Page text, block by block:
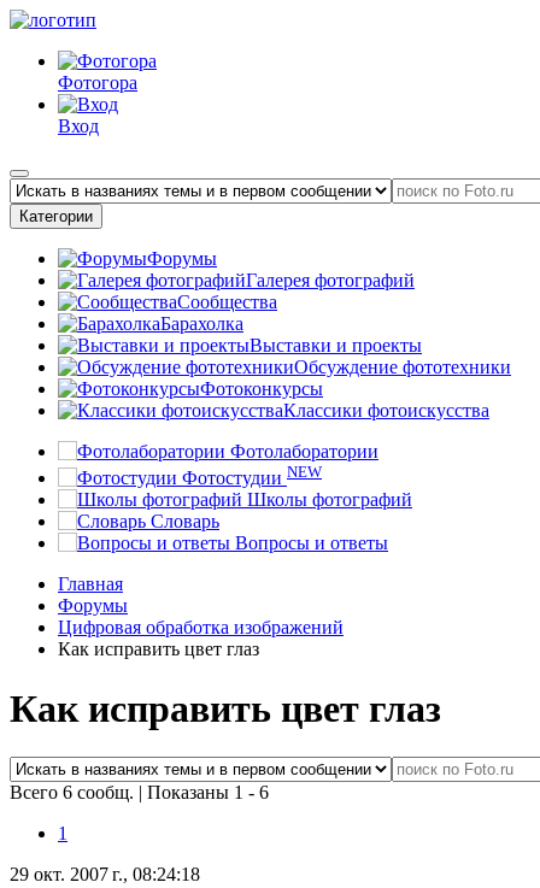
Фотогора
Вход
Категории
Форумы
Галерея фотографий
Сообщества
Барахолка
Выставки и проекты
Обсуждение фототехники
Фотоконкурсы
Классики фотоискусства
Фотолаборатории
Фотостудии NEW
Школы фотографий
Словарь
Вопросы и ответы
Главная
Форумы
Цифровая обработка изображений
Как исправить цвет глаз
Как исправить цвет глаз
Всего 6 сообщ. | Показаны 1 - 6
1
29 окт. 2007 г., 08:24:18